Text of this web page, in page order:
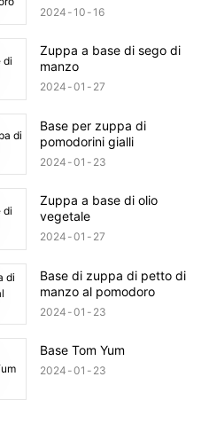
2024 10 16
Zuppa a base di sego di
manzo
2024 01 27
Base per zuppa di
pomodorini gialli
2024 01 23
Zuppa a base di olio
vegetale
2024 01 27
Base di zuppa di petto di
manzo al pomodoro
2024 01 23
Base Tom Yum
2024 01 23